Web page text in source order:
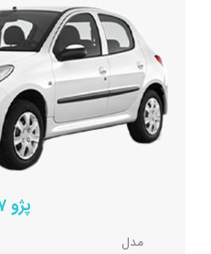
پژو 207
مدل